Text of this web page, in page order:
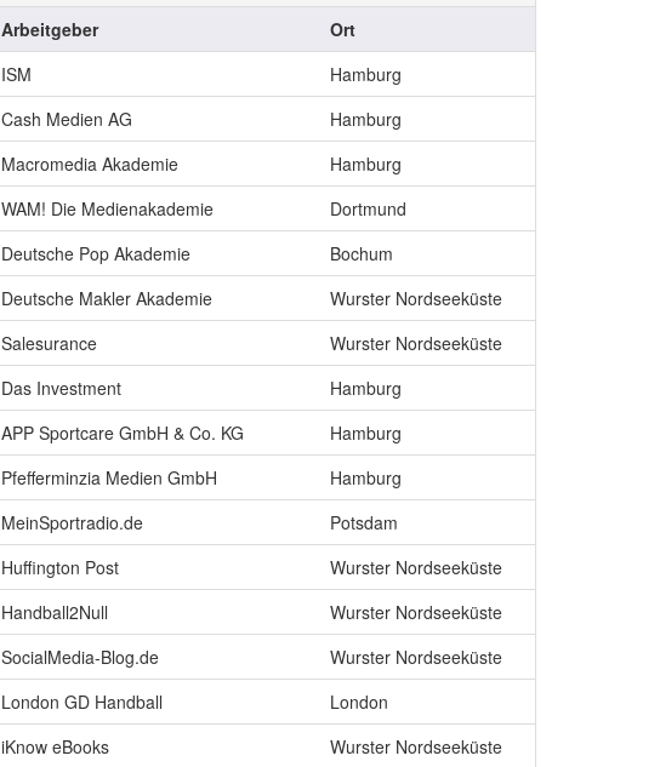
Arbeitgeber
Ort
ISM
Hamburg
Cash Medien AG
Hamburg
Macromedia Akademie
Hamburg
WAM! Die Medienakademie
Dortmund
Deutsche Pop Akademie
Bochum
Deutsche Makler Akademie
Wurster Nordseeküste
Salesurance
Wurster Nordseeküste
Das Investment
Hamburg
APP Sportcare GmbH & Co. KG
Hamburg
Pfefferminzia Medien GmbH
Hamburg
MeinSportradio.de
Potsdam
Huffington Post
Wurster Nordseeküste
Handball2Null
Wurster Nordseeküste
SocialMedia-Blog.de
Wurster Nordseeküste
London GD Handball
London
iKnow eBooks
Wurster Nordseeküste